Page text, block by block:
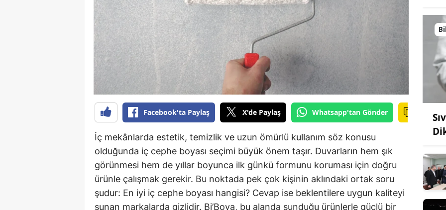
Facebook'ta Paylaş X'de Paylaş Whatsapp'tan Gönder
İç mekânlarda estetik, temizlik ve uzun ömürlü kullanım söz konusu
olduğunda iç cephe boyası seçimi büyük önem taşır. Duvarların hem şık
görünmesi hem de yıllar boyunca ilk günkü formunu koruması için doğru
ürünle çalışmak gerekir. Bu noktada pek çok kişinin aklındaki ortak soru
şudur: En iyi iç cephe boyası hangisi? Cevap ise beklentilere uygun kaliteyi
sunan markalarda gizlidir. Bi’Boya, bu alanda sunduğu ürünlerle güçlü bir